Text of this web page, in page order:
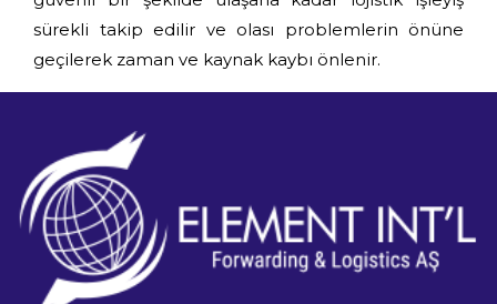
sürekli takip edilir ve olası problemlerin önüne
geçilerek zaman ve kaynak kaybı önlenir.